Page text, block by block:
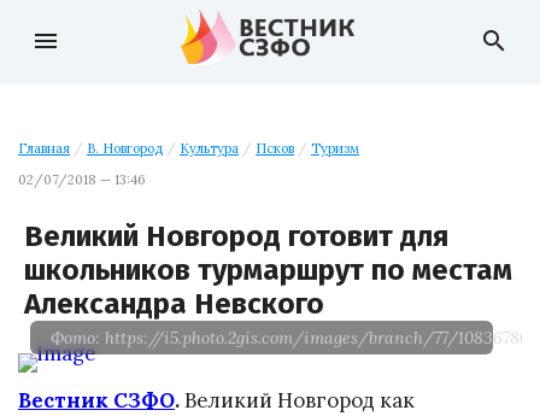
menu search
Главная / В. Новгород / Культура / Псков / Туризм
02/07/2018 — 13:46
Великий Новгород готовит для
школьников турмаршрут по местам
Александра Невского
Фото: https://i5.photo.2gis.com/images/branch/77/
Вестник СЗФО.Великий Новгород как